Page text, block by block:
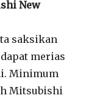
New
saksikan
merias
Minimum
Mitsubishi